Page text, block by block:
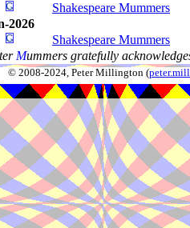
Shakespeare Mummers
2026
Shakespeare Mummers
Mummers gratefully
© 2008-2024, Peter Millington (